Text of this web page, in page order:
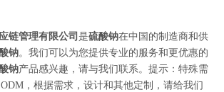
链管理有限公司 是硫酸钠在中国的制造商和供
钠。我们可以为您提供专业的服务和更优惠的
钠产品感兴趣，请与我们联系。提示：特殊需
，根据需求，设计和其他定制，请给我们